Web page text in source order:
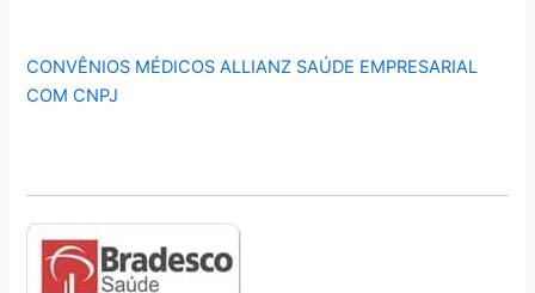
CONVÊNIOS MÉDICOS ALLIANZ SAÚDE EMPRESARIAL
COM CNPJ